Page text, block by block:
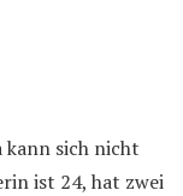
kann sich nicht
ist 24, hat zwei